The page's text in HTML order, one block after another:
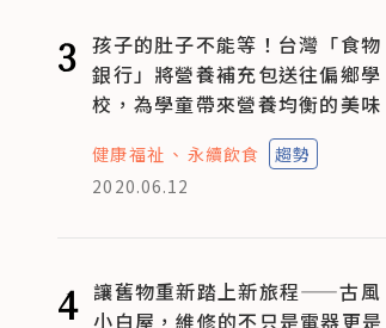
3 孩子的肚子不能等！台灣「食物
銀行」將營養補充包送往偏鄉學
校，為學童帶來營養均衡的美味
健康福祉 永續飲食
趨勢
2020.06.12
4 讓舊物重新踏上新旅程——古風
小白屋，維修的不只是電器更是